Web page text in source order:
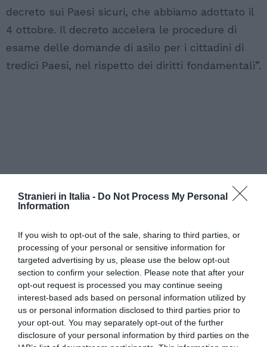
Stranieri in Italia - Do Not Process My Personal
Information
If you wish to opt-out of the sale, sharing to third parties, or
processing of your personal or sensitive information for
targeted advertising by us, please use the below opt-out
section to confirm your selection. Please note that after your
opt-out request is processed you may continue seeing
interest-based ads based on personal information utilized by
us or personal information disclosed to third parties prior to
your opt-out. You may separately opt-out of the further
disclosure of your personal information by third parties on the
decreto sui Paesi sicuri, che abbiamo adottato il
4 ottobre. Il decreto accelera le procedure di
esame delle domande di asilo per i cittadini di
tredici Paesi, nel rispetto dei diritti fondamentali”.